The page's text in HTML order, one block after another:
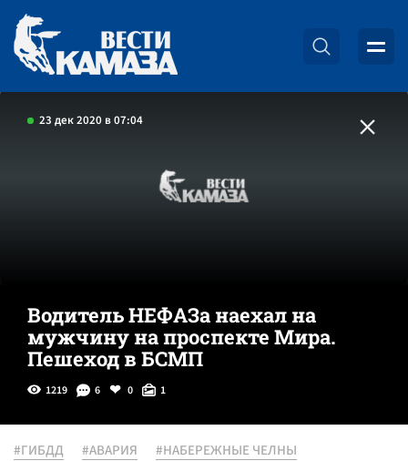
23 дек 2020 в 07:04
Водитель НЕФАЗа наехал на
мужчину на проспекте Мира.
Пешеход в БСМП
1219 6 0 1
#ГИБДД #АВАРИЯ
#НАБЕРЕЖНЫЕ ЧЕЛНЫ